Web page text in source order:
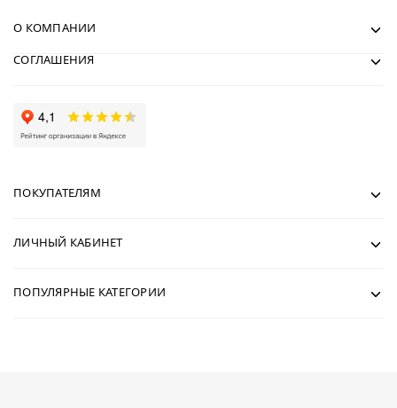
О КОМПАНИИ
СОГЛАШЕНИЯ
ПОКУПАТЕЛЯМ
ЛИЧНЫЙ КАБИНЕТ
ПОПУЛЯРНЫЕ КАТЕГОРИИ